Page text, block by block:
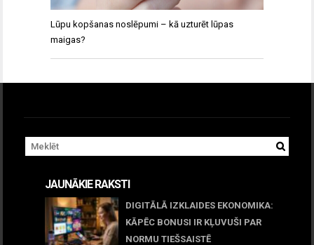
Lūpu kopšanas noslēpumi – kā uzturēt lūpas
maigas?
JAUNĀKIE RAKSTI
DIGITĀLĀ IZKLAIDES EKONOMIKA:
KĀPĒC BONUSI IR KĻUVUŠI PAR
NORMU TIEŠSAISTĒ